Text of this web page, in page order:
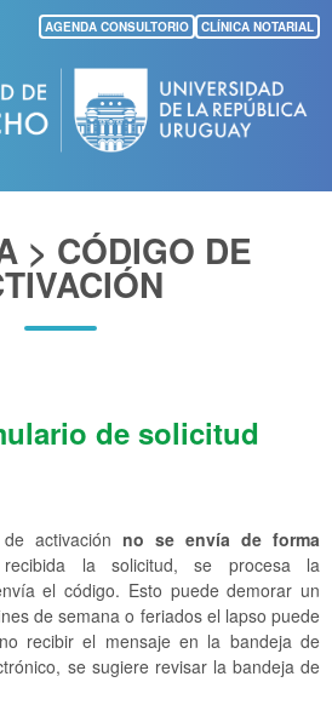
Pasar
al
contenido
principal
AGENDA CONSULTORIO CLÍNICA NOTARIAL
> CÓDIGO DE
de solicitud
de activación no se envía de forma
la solicitud, se procesa la
el código. Esto puede demorar un
de semana o feriados el lapso puede
recibir el mensaje en la bandeja de
se sugiere revisar la bandeja de